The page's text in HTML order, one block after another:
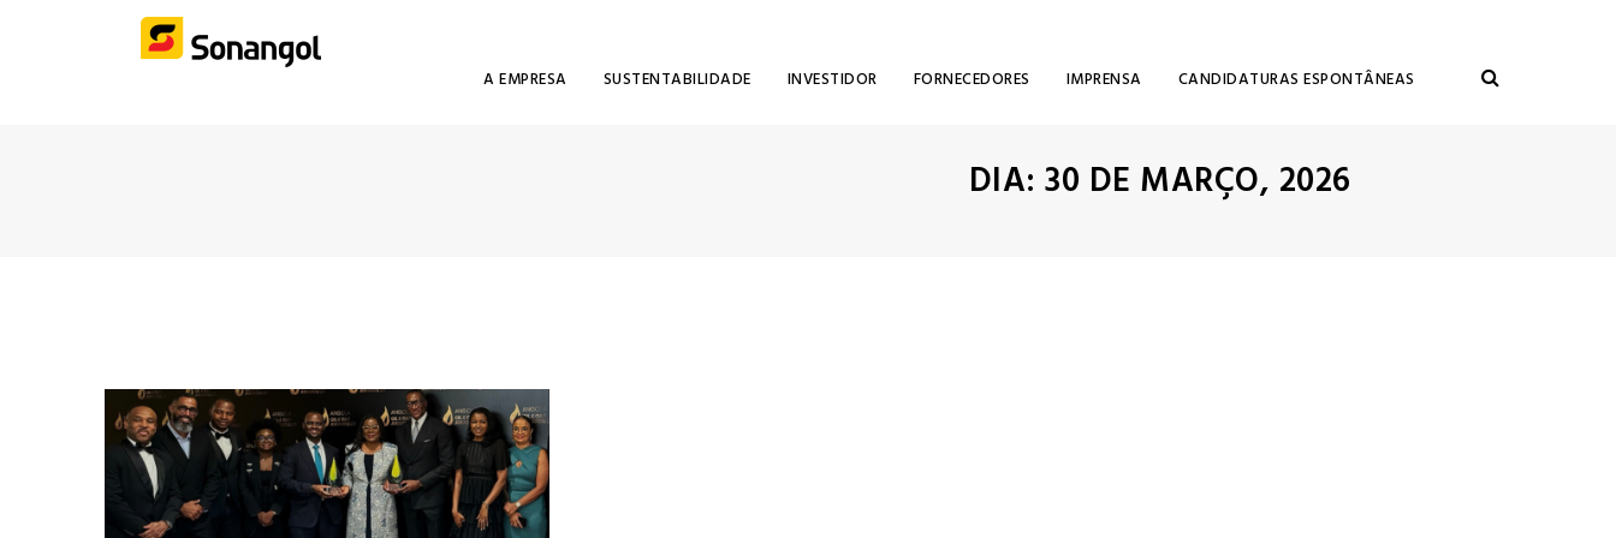
A EMPRESA SUSTENTABILIDADE INVESTIDOR FORNECEDORES IMPRENSA CANDIDATURAS ESPONTÂNEAS
DIA: 30 DE MARÇO, 2026